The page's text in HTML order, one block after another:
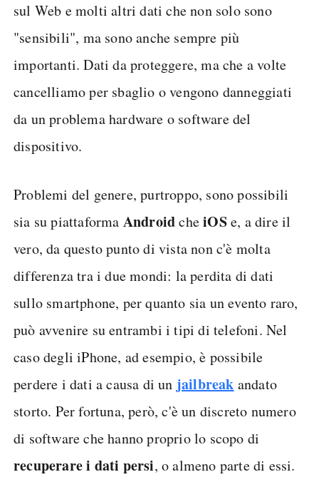
sul Web e molti altri dati che non solo sono
"sensibili", ma sono anche sempre più
importanti. Dati da proteggere, ma che a volte
cancelliamo per sbaglio o vengono danneggiati
da un problema hardware o software del
dispositivo.
Problemi del genere, purtroppo, sono possibili
sia su piattaforma AndroidcheiOSe, a dire il
vero, da questo punto di vista non c'è molta
differenza tra i due mondi: la perdita di dati
sullo smartphone, per quanto sia un evento raro,
può avvenire su entrambi i tipi di telefoni. Nel
caso degli iPhone, ad esempio, è possibile
perdere i dati a causa di un jailbreak andato
storto. Per fortuna, però, c'è un discreto numero
di software che hanno proprio lo scopo di
recuperare i dati persi, o almeno parte di essi.